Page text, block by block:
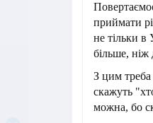
приймати
не тільки в
більше, ніж
З цим треба
скажуть
можна, бо